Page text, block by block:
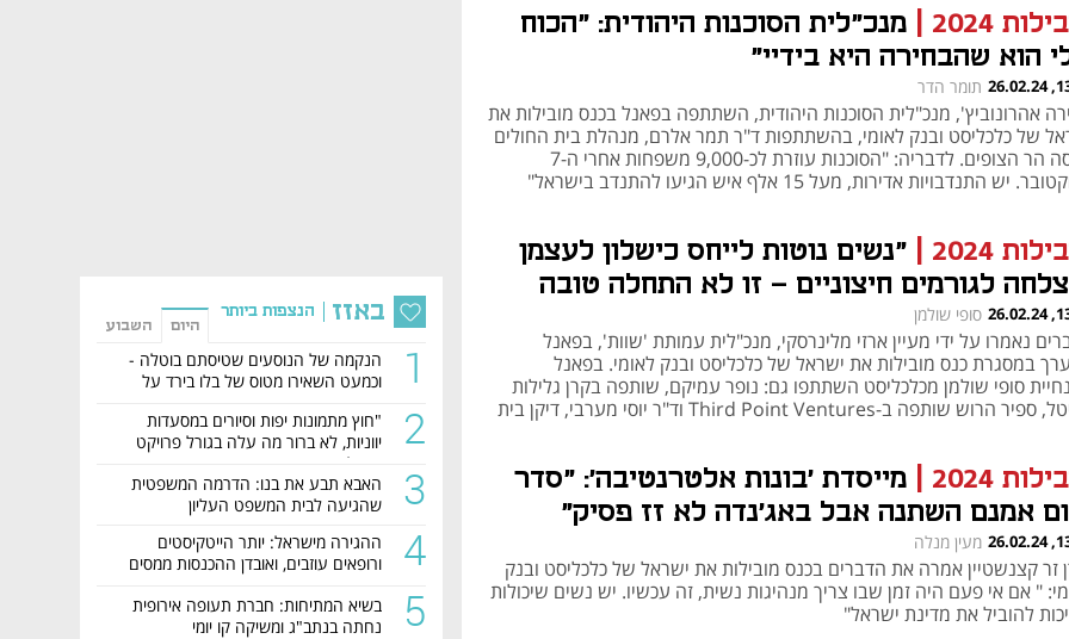
באזז הנצפות ביותר
היום השבוע
1
הנקמה של הנוסעים שטיסתם בוטלה -
וכמעט השאירו מטוס של בלו בירד על
2
"חוץ מתמונות יפות וסיורים במסעדות
יווניות, לא ברור מה עלה בגורל פרויקט
הנדל"ן"
3
האבא תבע את בנו: הדרמה המשפטית
שהגיעה לבית המשפט העליון
4
ההגירה מישראל: יותר הייטקיסטים
ורופאים עוזבים, ואובדן ההכנסות ממסים
5
בשיא המתיחות: חברת תעופה אירופית
נחתה בנתב"ג ומשיקה קו יומי
2024
מנכ"לית הסוכנות היהודית: "הכוח
הוא שהבחירה היא בידיי"
תומר הדר
אהרונוביץ', מנכ"לית הסוכנות היהודית, השתתפה בפאנל בכנס מובילות את
של כלכליסט ובנק לאומי, בהשתתפות ד"ר תמר אלרם, מנהלת בית החולים
הדסה הר הצופים. לדבריה: "הסוכנות עוזרת לכ-9,000 משפחות אחרי ה-7
יש התנדבויות אדירות, מעל 15 אלף איש הגיעו להתנדב בישראל"
2024
"נשים נוטות לייחס כישלון לעצמן
לגורמים חיצוניים - זו לא התחלה טובה
היזמות"
סופי שולמן
נאמרו על ידי מעיין ארזי מלינרסקי, מנכ"לית עמותת 'שוות', בפאנל
במסגרת כנס מובילות את ישראל של כלכליסט ובנק לאומי. בפאנל
סופי שולמן מכלכליסט השתתפו גם: נופר עמיקם, שותפה בקרן גלילות
קפיטל, ספיר הרוש שותפה ב-Third Point Ventures וד"ר יוסי מערבי, דיקן בית
2024
מייסדת 'בונות אלטרנטיבה': "סדר
אמנם השתנה אבל באג'נדה לא זז פסיק"
מעין מנלה
זר קצנשטיין אמרה את הדברים בכנס מובילות את ישראל של כלכליסט ובנק
" אם אי פעם היה זמן שבו צריך מנהיגות נשית, זה עכשיו. יש נשים שיכולות
להוביל את מדינת ישראל"